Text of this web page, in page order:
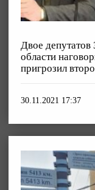
Двое
области
пригрозил
30.11.2021 17:37